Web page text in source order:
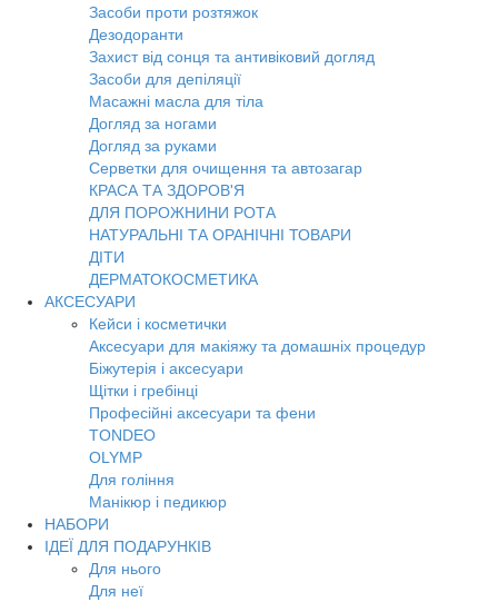
Засоби проти розтяжок
Дезодоранти
Захист від сонця та антивіковий догляд
Засоби для депіляції
Масажні масла для тіла
Догляд за ногами
Догляд за руками
Серветки для очищення та автозагар
КРАСА ТА ЗДОРОВ'Я
ДЛЯ ПОРОЖНИНИ РОТА
НАТУРАЛЬНІ ТА ОРАНІЧНІ ТОВАРИ
ДІТИ
ДЕРМАТОКОСМЕТИКА
АКСЕСУАРИ
Кейси і косметички
Аксесуари для макіяжу та домашніх процедур
Біжутерія і аксесуари
Щітки і гребінці
Професійні аксесуари та фени
TONDEO
OLYMP
Для гоління
Манікюр і педикюр
НАБОРИ
ІДЕЇ ДЛЯ ПОДАРУНКІВ
Для нього
Для неї